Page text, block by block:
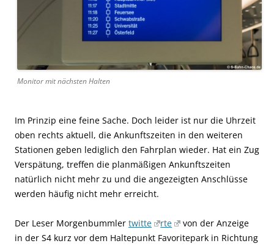
Monitor mit nächsten Halten
Im Prinzip eine feine Sache. Doch leider ist nur die Uhrzeit
oben rechts aktuell, die Ankunftszeiten in den weiteren
Stationen geben lediglich den Fahrplan wieder. Hat ein Zug
Verspätung, treffen die planmäßigen Ankunftszeiten
natürlich nicht mehr zu und die angezeigten Anschlüsse
werden häufig nicht mehr erreicht.
Der Leser Morgenbummler twitte rte
von der Anzeige
in der S4 kurz vor dem Haltepunkt Favoritepark in Richtung